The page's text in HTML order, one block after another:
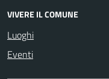
VIVERE IL COMUNE
Luoghi
Eventi